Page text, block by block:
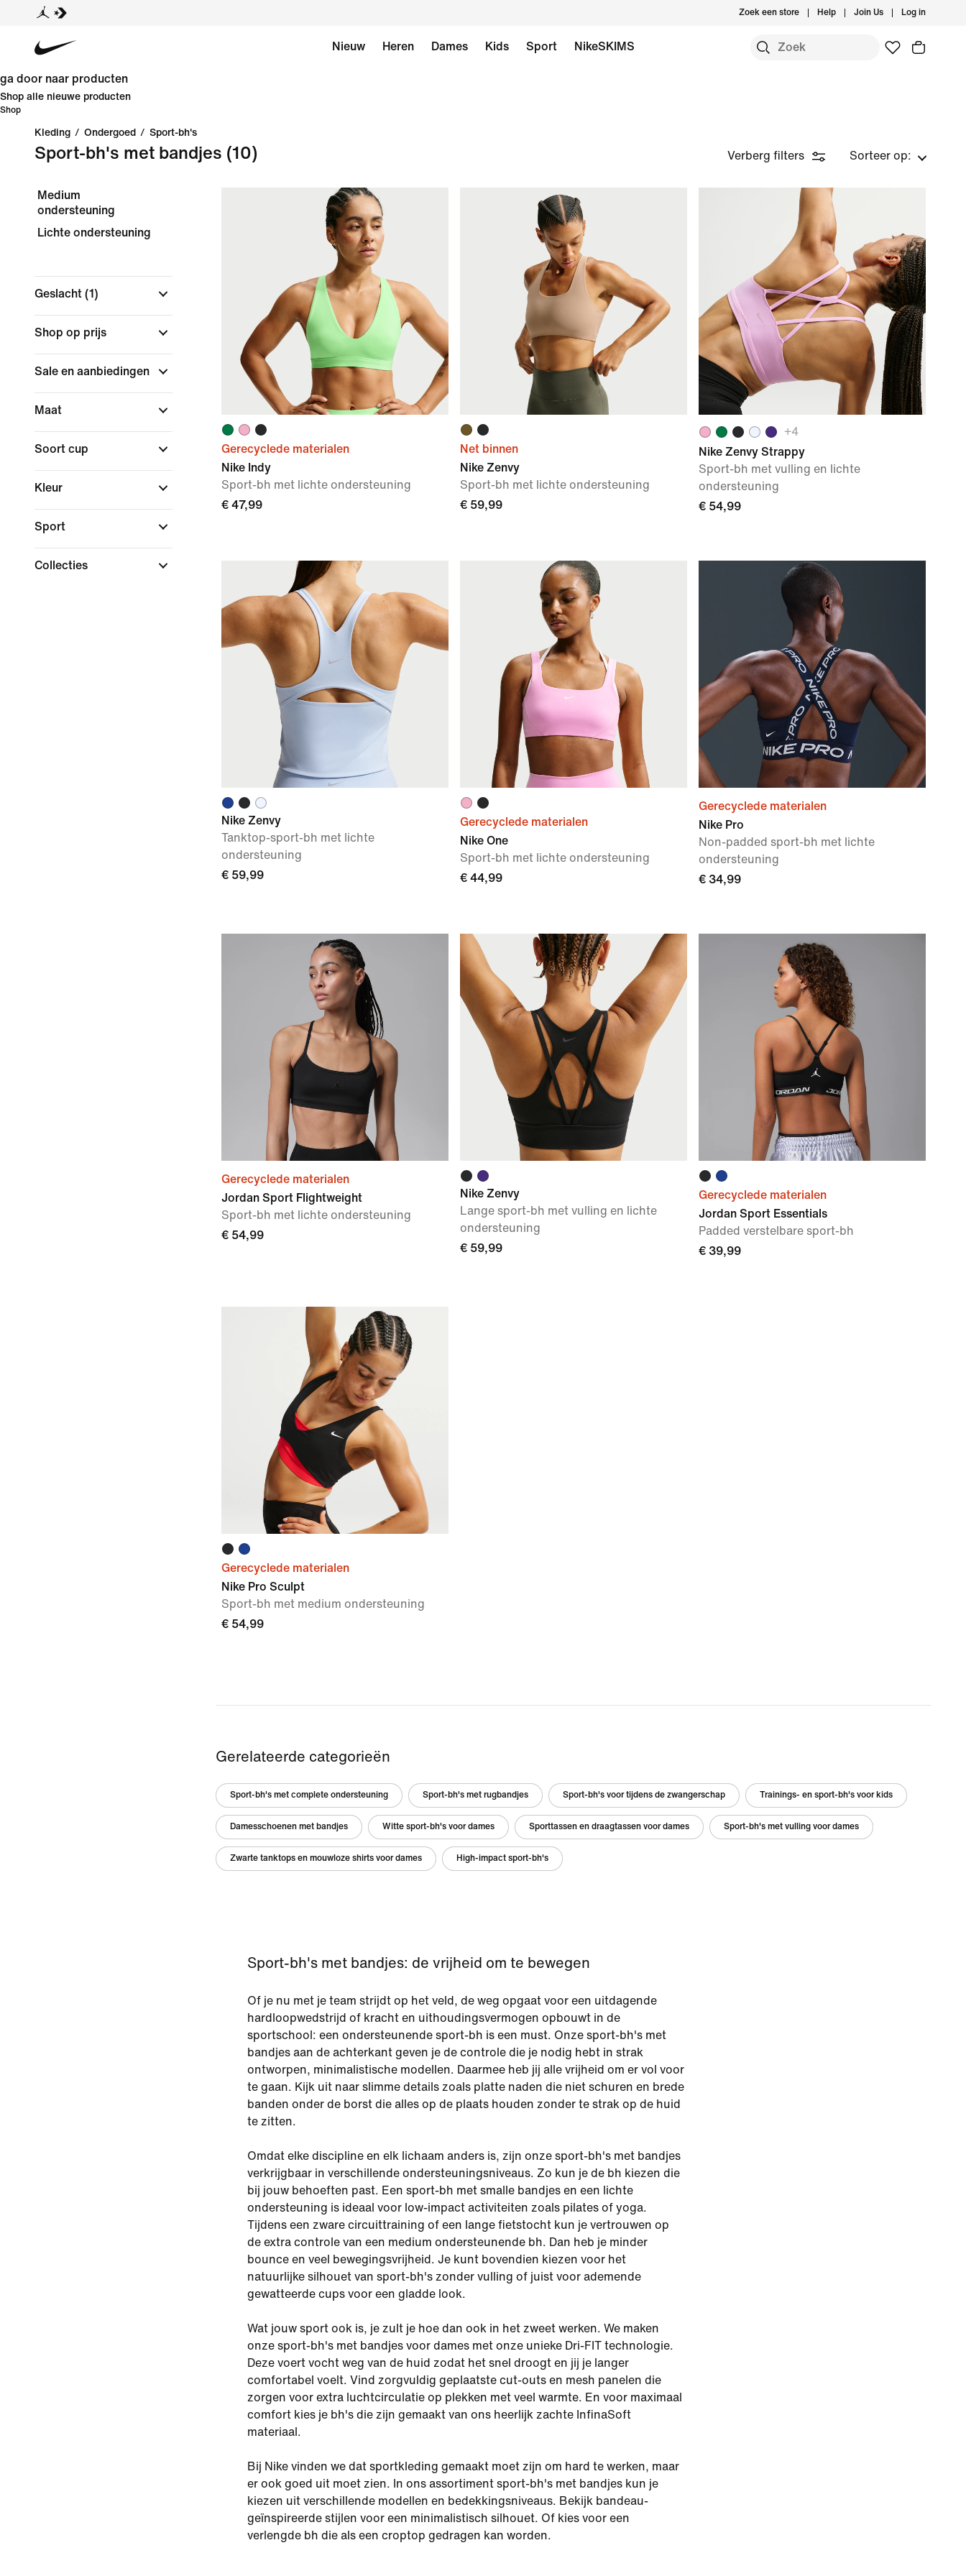
Zoek een store Help Join Us Log in
Nieuw Heren Dames Kids Sport NikeSKIMS
ga door naar producten
Shop alle nieuwe producten
Shop
Kleding / Ondergoed / Sport-bh's
Sport-bh's met bandjes (10) Verberg filters Sorteer op:
Medium
ondersteuning
Lichte ondersteuning
Geslacht (1)
Shop op prijs
Sale en aanbiedingen
Maat
Soort cup
Kleur
Sport
Collecties
Gerecyclede materialen
Nike Indy
Sport-bh met lichte ondersteuning
€ 47,99
Net binnen
Nike Zenvy
Sport-bh met lichte ondersteuning
€ 59,99
+4
Nike Zenvy Strappy
Sport-bh met vulling en lichte
ondersteuning
€ 54,99
Nike Zenvy
Tanktop-sport-bh met lichte
ondersteuning
€ 59,99
Gerecyclede materialen
Nike One
Sport-bh met lichte ondersteuning
€ 44,99
Gerecyclede materialen
Nike Pro
Non-padded sport-bh met lichte
ondersteuning
€ 34,99
Gerecyclede materialen
Jordan Sport Flightweight
Sport-bh met lichte ondersteuning
€ 54,99
Nike Zenvy
Lange sport-bh met vulling en lichte
ondersteuning
€ 59,99
Gerecyclede materialen
Jordan Sport Essentials
Padded verstelbare sport-bh
€ 39,99
Gerecyclede materialen
Nike Pro Sculpt
Sport-bh met medium ondersteuning
€ 54,99
Gerelateerde categorieën
Sport-bh's met complete ondersteuning Sport-bh's met rugbandjes Sport-bh's voor tijdens de zwangerschap Trainings- en sport-bh's voor kids
Damesschoenen met bandjes Witte sport-bh's voor dames Sporttassen en draagtassen voor dames Sport-bh's met vulling voor dames
Zwarte tanktops en mouwloze shirts voor dames High-impact sport-bh's
Sport-bh's met bandjes: de vrijheid om te bewegen
Of je nu met je team strijdt op het veld, de weg opgaat voor een uitdagende
hardloopwedstrijd of kracht en uithoudingsvermogen opbouwt in de
sportschool: een ondersteunende sport-bh is een must. Onze sport-bh's met
bandjes aan de achterkant geven je de controle die je nodig hebt in strak
ontworpen, minimalistische modellen. Daarmee heb jij alle vrijheid om er vol voor
te gaan. Kijk uit naar slimme details zoals platte naden die niet schuren en brede
banden onder de borst die alles op de plaats houden zonder te strak op de huid
te zitten.
Omdat elke discipline en elk lichaam anders is, zijn onze sport-bh's met bandjes
verkrijgbaar in verschillende ondersteuningsniveaus. Zo kun je de bh kiezen die
bij jouw behoeften past. Een sport-bh met smalle bandjes en een lichte
ondersteuning is ideaal voor low-impact activiteiten zoals pilates of yoga.
Tijdens een zware circuittraining of een lange fietstocht kun je vertrouwen op
de extra controle van een medium ondersteunende bh. Dan heb je minder
bounce en veel bewegingsvrijheid. Je kunt bovendien kiezen voor het
natuurlijke silhouet van sport-bh's zonder vulling of juist voor ademende
gewatteerde cups voor een gladde look.
Wat jouw sport ook is, je zult je hoe dan ook in het zweet werken. We maken
onze sport-bh's met bandjes voor dames met onze unieke Dri-FIT technologie.
Deze voert vocht weg van de huid zodat het snel droogt en jij je langer
comfortabel voelt. Vind zorgvuldig geplaatste cut-outs en mesh panelen die
zorgen voor extra luchtcirculatie op plekken met veel warmte. En voor maximaal
comfort kies je bh's die zijn gemaakt van ons heerlijk zachte InfinaSoft
materiaal.
Bij Nike vinden we dat sportkleding gemaakt moet zijn om hard te werken, maar
er ook goed uit moet zien. In ons assortiment sport-bh's met bandjes kun je
kiezen uit verschillende modellen en bedekkingsniveaus. Bekijk bandeau-
geïnspireerde stijlen voor een minimalistisch silhouet. Of kies voor een
verlengde bh die als een croptop gedragen kan worden.